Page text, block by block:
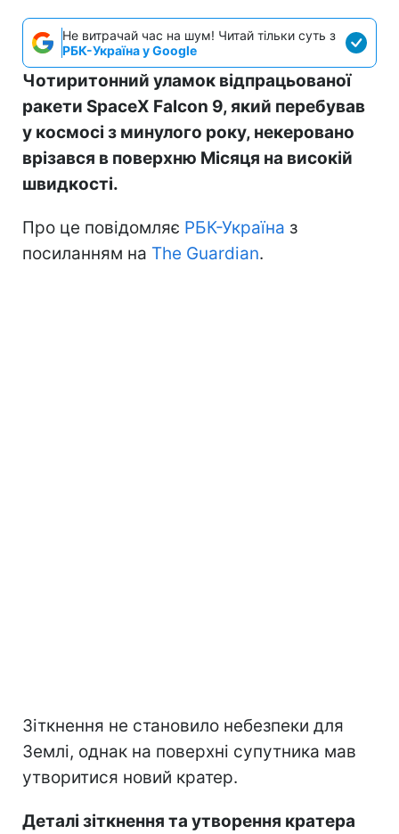
Не витрачай час на шум! Читай тільки суть з
РБК-Україна у Google
Чотиритонний уламок відпрацьованої
ракети SpaceX Falcon 9, який перебував
у космосі з минулого року, некеровано
врізався в поверхню Місяця на високій
швидкості.
Про це повідомляє РБК-Україна з
посиланням на The Guardian.
Зіткнення не становило небезпеки для
Землі, однак на поверхні супутника мав
утворитися новий кратер.
Деталі зіткнення та утворення кратера